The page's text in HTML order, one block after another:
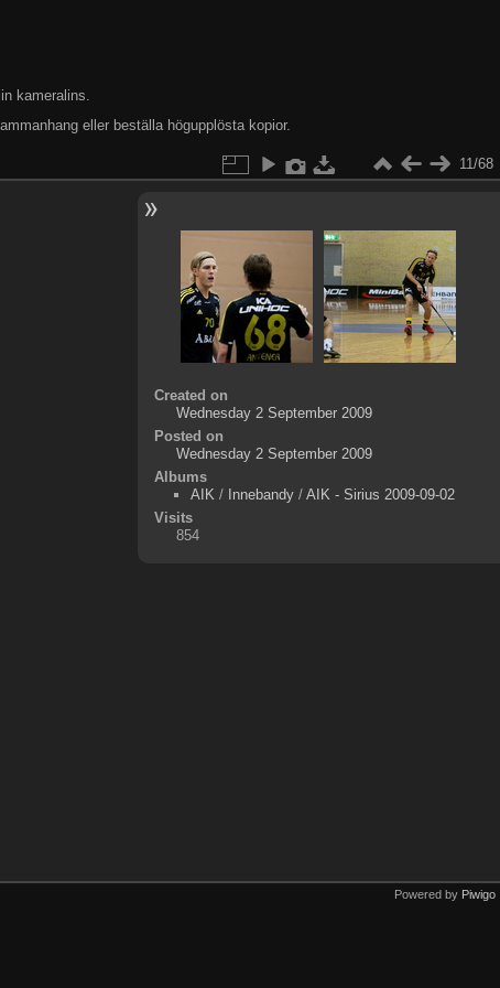
kameralins.
eller beställa högupplösta kopior.
11/68
Created on
Wednesday 2 September 2009
Posted on
Wednesday 2 September 2009
Albums
AIK/ Innebandy/ AIK - Sirius 2009-09-02
Visits
854
Powered by Piwigo